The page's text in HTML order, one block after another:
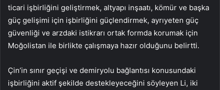
ticari işbirliğini geliştirmek, altyapı inşaatı, kömür ve başka
güç gelişimi için işbirliğini güçlendirmek, ayrıyeten güç
güvenliği ve arzdaki istikrarı ortak formda korumak için
Moğolistan ile birlikte çalışmaya hazır olduğunu belirtti.
Çin’in sınır geçişi ve demiryolu bağlantısı konusundaki
işbirliğini aktif şekilde destekleyeceğini söyleyen Li, iki